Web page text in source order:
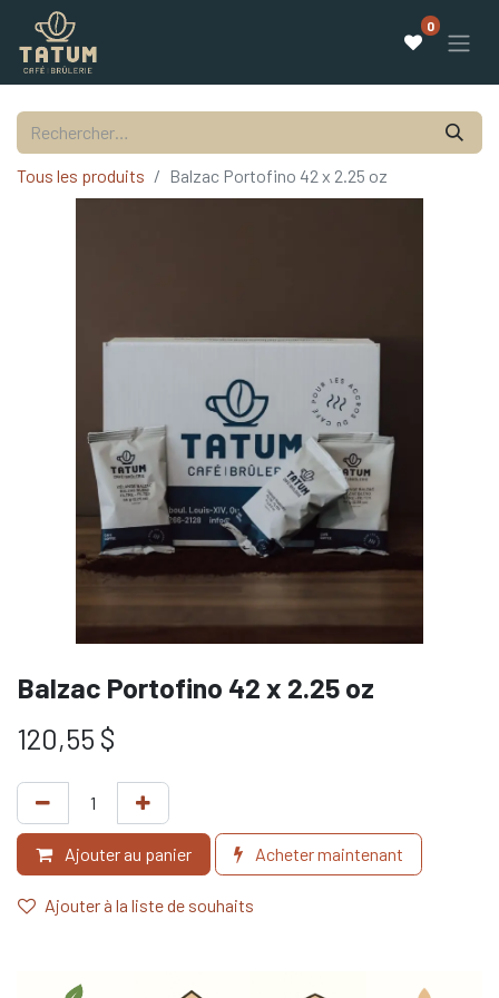
0
Tous les produits Balzac Portofino 42 x 2.25 oz
Balzac Portofino 42 x 2.25 oz
120,55 $
Ajouter au panier Acheter maintenant
Ajouter à la liste de souhaits